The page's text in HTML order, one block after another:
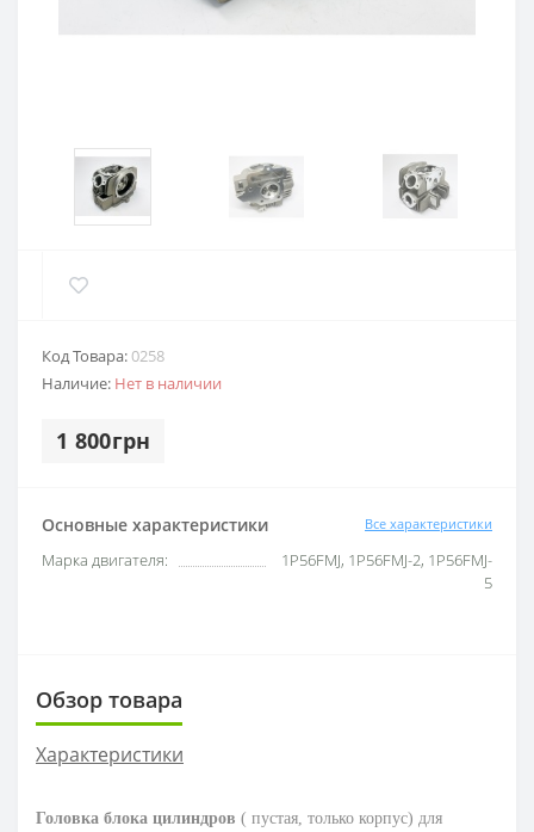
Код Товара:0258
Наличие: Нет в наличии
1 800грн
Основные характеристики Все характеристики
Марка двигателя:
1P56FMJ, 1P56FMJ-2, 1P56FMJ-
5
Обзор товара
Характеристики
Головка блока цилиндров ( пустая, только корпус) для